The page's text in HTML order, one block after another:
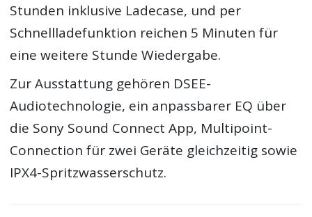
Stunden inklusive Ladecase, und per
Schnellladefunktion reichen 5 Minuten für
eine weitere Stunde Wiedergabe.
Zur Ausstattung gehören DSEE-
Audiotechnologie, ein anpassbarer EQ über
die Sony Sound Connect App, Multipoint-
Connection für zwei Geräte gleichzeitig sowie
IPX4-Spritzwasserschutz.